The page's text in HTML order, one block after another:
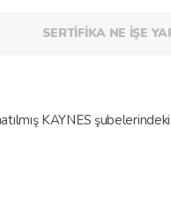
SERTİFİKA NE İŞE
KAYNES